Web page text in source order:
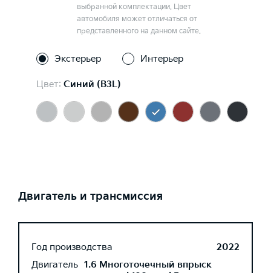
выбранной комплектации. Цвет
автомобиля может отличаться от
представленного на данном сайте.
Экстерьер Интерьер
Цвет: Синий (B3L)
Двигатель и трансмиссия
Год производства
2022
Двигатель 1.6 Многоточечный впрыск